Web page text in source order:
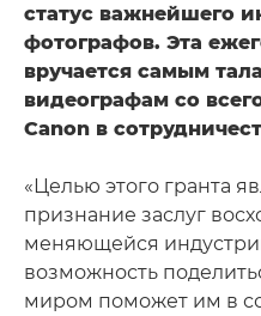
статус важнейшего
фотографов. Эта
вручается самым
видеографам со
Canon в
«Целью этого гранта
признание заслуг
меняющейся
возможность
миром поможет им в